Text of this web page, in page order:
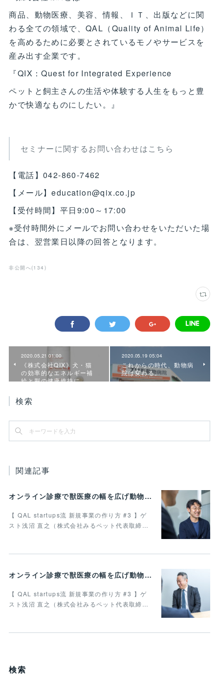
商品、動物医療、美容、情報、ＩＴ、出版などに関
わる全ての領域で、QAL（Quality of Animal Life）
を高めるために必要とされているモノやサービスを
産み出す企業です。
『QIX：Quest for Integrated Experience
ペットと飼主さんの生活や体験する人生をもっと豊
かで快適なものにしたい。』
セミナーに関するお問い合わせはこちら
【電話】042-860-7462
【メール】education@qix.co.jp
【受付時間】平日9:00～17:00
※受付時間外にメールでお問い合わせをいただいた場
合は、翌営業日以降の回答となります。
非公開へ(134 )
2020.05.21 01:00
《株式会社QIX》犬・猫
の効率的なエネルギー補
給と脳の健康維持に、…
2020.05.19 05:04
これからの時代、動物病
院は変わる。
検索
関連記事
オンライン診療で獣医療の幅を広げ動物病院の業務効率化を叶えたい 最終回
【 QAL startups流 新規事業の作り方 #3 】ゲ
スト浅沼 直之（株式会社みるペット代表取締…
オンライン診療で獣医療の幅を広げ動物病院の業務効率化を叶えたい Vol.4
【 QAL startups流 新規事業の作り方 #3 】ゲ
スト浅沼 直之（株式会社みるペット代表取締…
検索